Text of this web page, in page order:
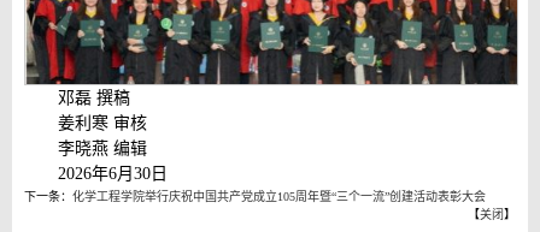
邓磊 撰稿
姜利寒 审核
李晓燕 编辑
2026年6月30日
下一条： 化学工程学院举行庆祝中国共产党成立105周年暨“三个一流”创建活动表彰大会
【关闭 】